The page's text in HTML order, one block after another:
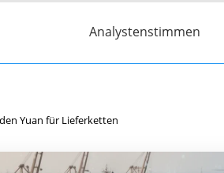
Analystenstimmen
Yuan für Lieferketten